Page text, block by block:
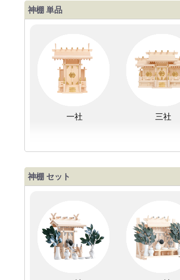
抗菌光触媒加工 LED灯
盆提灯単品 一対セッ
神棚 単品
一社 三社
木曽ひのき神棚
神棚 セット